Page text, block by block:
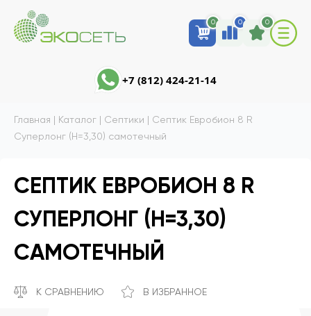
0 0 0
+7 (812) 424-21-14
Главная | Каталог | Септики | Септик Евробион 8 R
Суперлонг (Н=3,30) самотечный
СЕПТИК ЕВРОБИОН 8 R
СУПЕРЛОНГ (Н=3,30)
САМОТЕЧНЫЙ
К СРАВНЕНИЮ В ИЗБРАННОЕ